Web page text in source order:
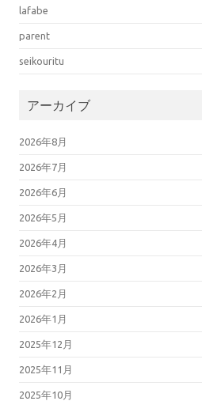
lafabe
parent
seikouritu
アーカイブ
2026年8月
2026年7月
2026年6月
2026年5月
2026年4月
2026年3月
2026年2月
2026年1月
2025年12月
2025年11月
2025年10月